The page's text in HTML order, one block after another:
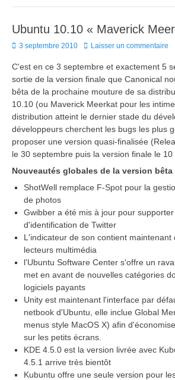
Ubuntu 10.10 « Maverick
Posted
3 septembre 2010 Laisser un commentaire
C'est en ce 3 septembre et exactement 5
sortie de la version finale que Canonical
bêta de la prochaine mouture de sa
10.10 (ou Maverick Meerkat pour les
distribution atteint le dernier stade du
développeurs cherchent les bugs les plus
proposer une version quasi-finalisée
le 30 septembre puis la version finale le 10
Nouveautés globales de la version bêta
ShotWell remplace F-Spot pour la
de photos
Gwibber a été mis à jour pour
d'identification de Twitter
L'indicateur de son contient maintenant
lecteurs multimédia
l'Ubuntu Software Center s'offre un
met en avant de nouvelles catégories
logiciels payants
Unity est maintenant l'interface par
netbook d'Ubuntu, elle inclue Global
menus style MacOS X) afin
sur les petits écrans.
KDE 4.5.0 est la version livrée avec
4.5.1 arrive très bientôt
Kubuntu offre une seule version pour